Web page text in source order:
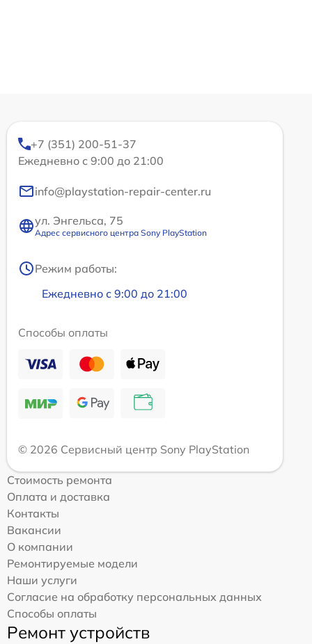
+7 (351) 200-51-37
Ежедневно с 9:00 до 21:00
info@playstation-repair-center.ru
ул. Энгельса, 75
Адрес сервисного центра Sony PlayStation
Режим работы:
Ежедневно с 9:00 до 21:00
Способы оплаты
© 2026 Сервисный центр Sony PlayStation
Стоимость ремонта
Оплата и доставка
Контакты
Вакансии
О компании
Ремонтируемые модели
Наши услуги
Согласие на обработку персональных данных
Способы оплаты
Ремонт устройств